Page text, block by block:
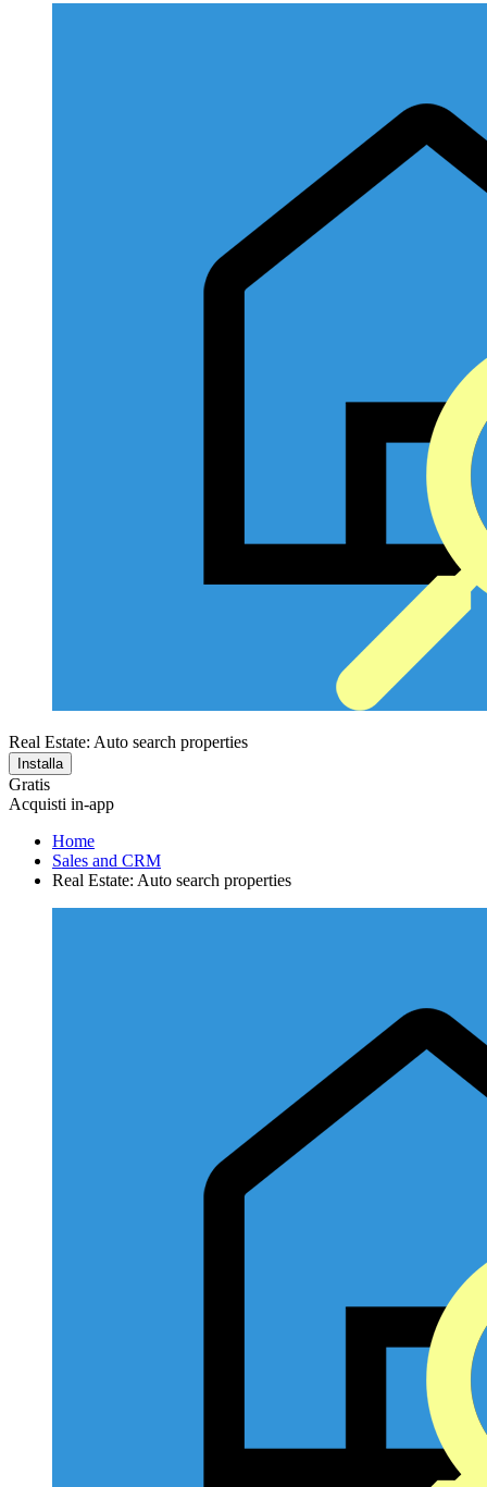
Real Estate: Auto search properties
Installa
Gratis
Acquisti in-app
Home
Sales and CRM
Real Estate: Auto search properties